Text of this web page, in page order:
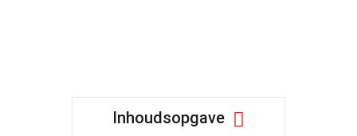
Inhoudsopgave